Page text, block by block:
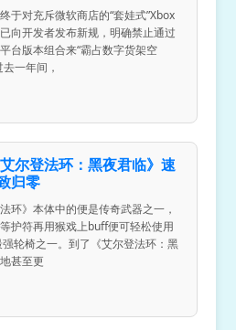
于对充斥微软商店的“套娃式”Xbox
向开发者发布新规，明确禁止通过
台版本组合来“霸占数字货架空
一年间，
尔登法环：黑夜君临》速
归零
环》本体中的便是传奇武器之一，
护符再用猴戏上buff便可轻松使用
轮椅之一。到了《艾尔登法环：黑
甚至更